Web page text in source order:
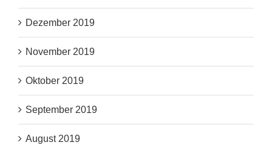
Dezember 2019
November 2019
Oktober 2019
September 2019
August 2019